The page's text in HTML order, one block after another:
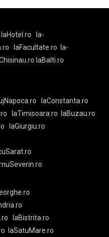
laHotel.ro
la-
laFacultate.ro
la-
laBalti.ro
laConstanta.ro
laTimisoara.ro
laBuzau.ro
laGiurgiu.ro
laBistrita.ro
laSatuMare.ro